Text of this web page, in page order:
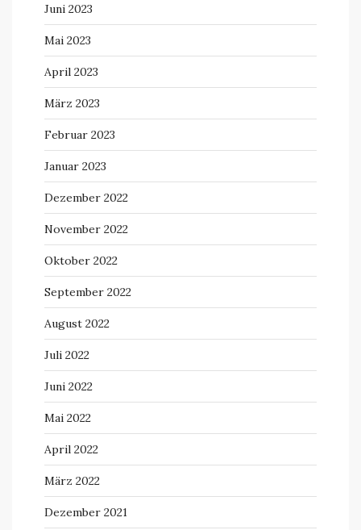
Juni 2023
Mai 2023
April 2023
März 2023
Februar 2023
Januar 2023
Dezember 2022
November 2022
Oktober 2022
September 2022
August 2022
Juli 2022
Juni 2022
Mai 2022
April 2022
März 2022
Dezember 2021